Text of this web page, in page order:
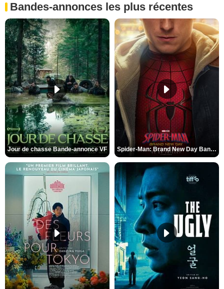
Bandes-annonces les plus récentes
Jour de chasse Bande-annonce VF Spider-Man: Brand New Day Bande-annonce (3) VO STFR